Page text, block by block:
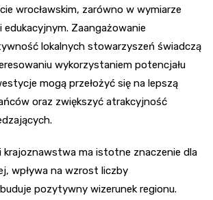
wrocławskim, zarówno w wymiarze
edukacyjnym. Zaangażowanie
lokalnych stowarzyszeń świadczą
wykorzystaniem potencjału
mogą przełożyć się na lepszą
oraz zwiększyć atrakcyjność
ma istotne znaczenie dla
wpływa na wzrost liczby
pozytywny wizerunek regionu.